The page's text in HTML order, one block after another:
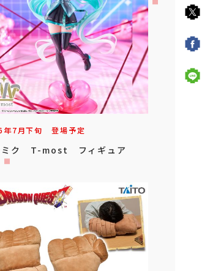
年7月下旬 登場予定
ミク T-most フィギュア